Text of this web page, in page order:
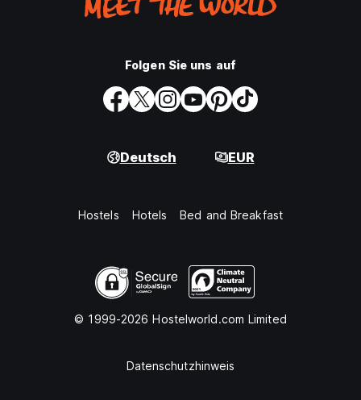
Folgen Sie uns auf
Deutsch EUR
Hostels Hotels Bed and Breakfast
© 1999-2026 Hostelworld.com Limited
Datenschutzhinweis